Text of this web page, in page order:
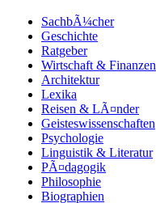
SachbÃ¼cher
Geschichte
Ratgeber
Wirtschaft & Finanzen
Architektur
Lexika
Reisen & LÃ¤nder
Geisteswissenschaften
Psychologie
Linguistik & Literatur
PÃ¤dagogik
Philosophie
Biographien